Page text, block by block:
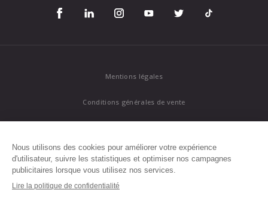
Mentions légales
Conditions générales de vente